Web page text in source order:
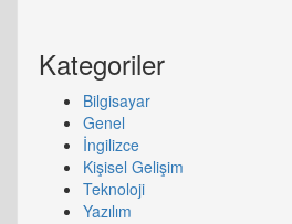
Kategoriler
Bilgisayar
Genel
İngilizce
Kişisel Gelişim
Teknoloji
Yazılım